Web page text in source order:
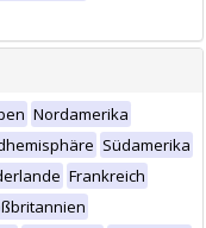
Nordamerika
Südamerika
Frankreich